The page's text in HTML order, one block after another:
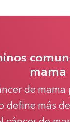
mama
de mama
define más